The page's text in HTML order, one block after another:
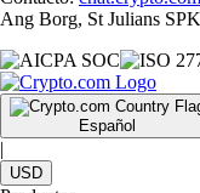
Ang Borg, St Julians
Español
|
USD